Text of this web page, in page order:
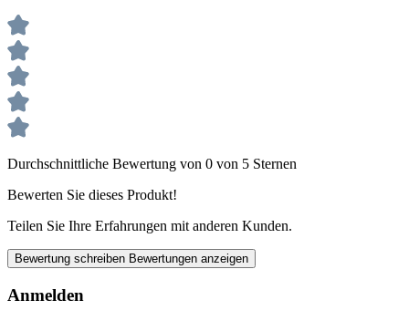
Durchschnittliche Bewertung von 0 von 5 Sternen
Bewerten Sie dieses Produkt!
Teilen Sie Ihre Erfahrungen mit anderen Kunden.
Bewertung schreiben Bewertungen anzeigen
Anmelden